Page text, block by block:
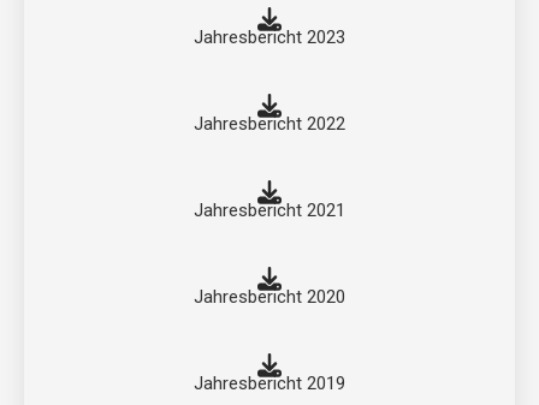
Jahresbericht 2023
Jahresbericht 2022
Jahresbericht 2021
Jahresbericht 2020
Jahresbericht 2019